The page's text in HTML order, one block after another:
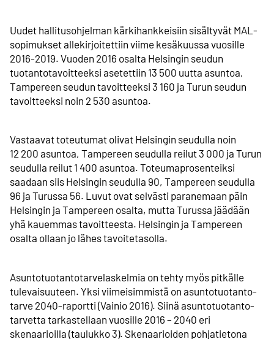
Uudet hallitusohjelman kärkihankkeisiin sisältyvät MAL-
sopimukset alle­kirjoitettiin viime kesäkuussa vuosille
2016-2019. Vuoden 2016 osalta Helsingin seudun
tuotanto­tavoitteeksi asetettiin 13 500 uutta asuntoa,
Tampereen seudun tavoitteeksi 3 160 ja Turun seudun
tavoitteeksi noin 2 530 asuntoa.
Vastaavat toteutumat olivat Helsingin seudulla noin
12 200 asuntoa, Tampereen seudulla reilut 3 000 ja Turun
seudulla reilut 1 400 asuntoa. Toteuma­prosenteiksi
saadaan siis Helsingin seudulla 90, Tampereen seudulla
96 ja Turussa 56. Luvut ovat selvästi paranemaan päin
Helsingin ja Tampereen osalta, mutta Turussa jäädään
yhä kauemmas tavoitteesta. Helsingin ja Tampereen
osalta ollaan jo lähes tavoitetasolla.
Asuntotuotantotarvelaskelmia on tehty myös pitkälle
tulevaisuuteen. Yksi viimeisimmistä on asuntotuotanto­
tarve 2040-raportti (Vainio 2016). Siinä asuntotuotanto­
tarvetta tarkastellaan vuosille 2016 – 2040 eri
skenaarioilla (taulukko 3). Skenaarioiden pohjatietona